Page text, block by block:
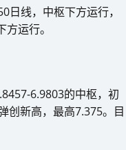
线，中枢下方运行，
运行。
6.9803的中枢，初
创新高，最高7.375。目